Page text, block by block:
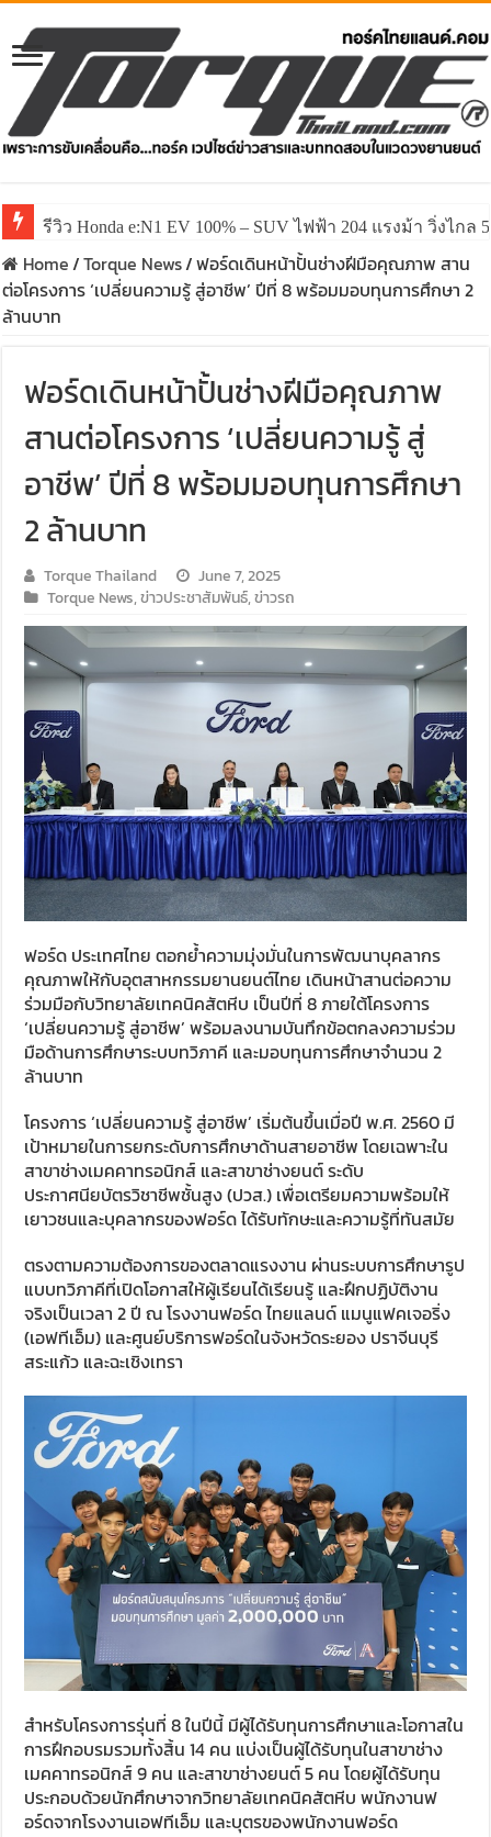
รีวิว Honda e:N1 EV 100% – SUV ไฟฟ้า 204 แรงม้า วิ่งไกล
Home/Torque News/ฟอร์ดเดินหน้าปั้นช่างฝีมือคุณภาพ สาน
ต่อโครงการ ‘เปลี่ยนความรู้ สู่อาชีพ’ ปีที่ 8 พร้อมมอบทุนการศึกษา 2
ล้านบาท
ฟอร์ดเดินหน้าปั้นช่างฝีมือคุณภาพ
สานต่อโครงการ ‘เปลี่ยนความรู้ สู่
อาชีพ’ ปีที่ 8 พร้อมมอบทุนการศึกษา
2 ล้านบาท
Torque Thailand
June 7, 2025
Torque News,ข่าวประชาสัมพันธ์,ข่าวรถ
ฟอร์ด ประเทศไทย ตอกย้ำความมุ่งมั่นในการพัฒนาบุคลากร
คุณภาพให้กับอุตสาหกรรมยานยนต์ไทย เดินหน้าสานต่อความ
ร่วมมือกับวิทยาลัยเทคนิคสัตหีบ เป็นปีที่ 8 ภายใต้โครงการ
‘เปลี่ยนความรู้ สู่อาชีพ’ พร้อมลงนามบันทึกข้อตกลงความร่วม
มือด้านการศึกษาระบบทวิภาคี และมอบทุนการศึกษาจำนวน 2
ล้านบาท
โครงการ ‘เปลี่ยนความรู้ สู่อาชีพ’ เริ่มต้นขึ้นเมื่อปี พ.ศ. 2560 มี
เป้าหมายในการยกระดับการศึกษาด้านสายอาชีพ โดยเฉพาะใน
สาขาช่างเมคคาทรอนิกส์ และสาขาช่างยนต์ ระดับ
ประกาศนียบัตรวิชาชีพชั้นสูง (ปวส.) เพื่อเตรียมความพร้อมให้
เยาวชนและบุคลากรของฟอร์ด ได้รับทักษะและความรู้ที่ทันสมัย
ตรงตามความต้องการของตลาดแรงงาน ผ่านระบบการศึกษารูป
แบบทวิภาคีที่เปิดโอกาสให้ผู้เรียนได้เรียนรู้ และฝึกปฏิบัติงาน
จริงเป็นเวลา 2 ปี ณ โรงงานฟอร์ด ไทยแลนด์ แมนูแฟคเจอริ่ง
(เอฟทีเอ็ม) และศูนย์บริการฟอร์ดในจังหวัดระยอง ปราจีนบุรี
สระแก้ว และฉะเชิงเทรา
สำหรับโครงการรุ่นที่ 8 ในปีนี้ มีผู้ได้รับทุนการศึกษาและโอกาสใน
การฝึกอบรมรวมทั้งสิ้น 14 คน แบ่งเป็นผู้ได้รับทุนในสาขาช่าง
เมคคาทรอนิกส์ 9 คน และสาขาช่างยนต์ 5 คน โดยผู้ได้รับทุน
ประกอบด้วยนักศึกษาจากวิทยาลัยเทคนิคสัตหีบ พนักงานฟ
อร์ดจากโรงงานเอฟทีเอ็ม และบุตรของพนักงานฟอร์ด